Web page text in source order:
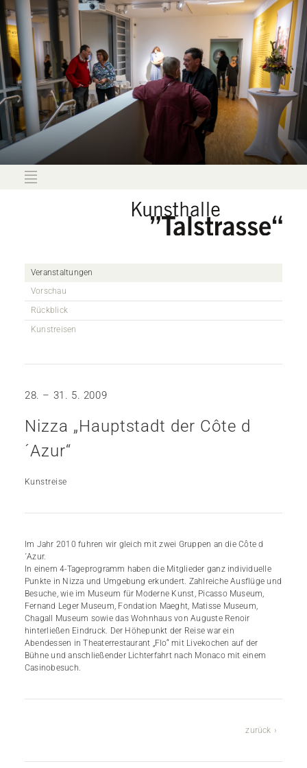
Veranstaltungen
Vorschau
Rückblick
Kunstreisen
28. – 31. 5. 2009
Nizza „Hauptstadt der Côte d
´Azur“
Kunstreise
Im Jahr 2010 fuhren wir gleich mit zwei Gruppen an die Côte d
´Azur.
In einem 4-Tageprogramm haben die Mitglieder ganz individuelle
Punkte in Nizza und Umgebung erkundert. Zahlreiche Ausflüge und
Besuche, wie im Museum für Moderne Kunst, Picasso Museum,
Fernand Leger Museum, Fondation Maeght, Matisse Museum,
Chagall Museum sowie das Wohnhaus von Auguste Renoir
hinterließen Eindruck. Der Höhepunkt der Reise war ein
Abendessen in Theaterrestaurant „Flo“ mit Livekochen auf der
Bühne und anschließender Lichterfahrt nach Monaco mit einem
Casinobesuch.
zurück